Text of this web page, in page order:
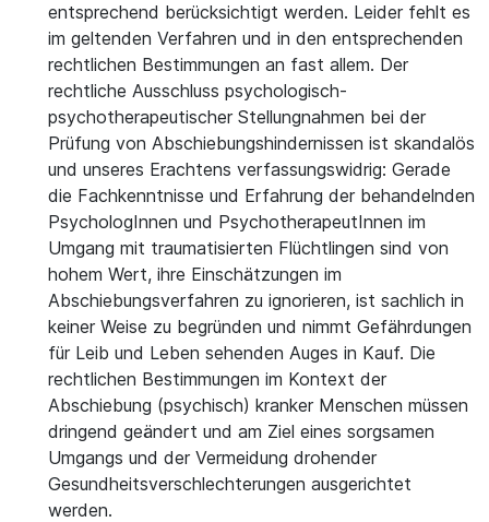
entsprechend berücksichtigt werden. Leider fehlt es
im geltenden Verfahren und in den entsprechenden
rechtlichen Bestimmungen an fast allem. Der
rechtliche Ausschluss psychologisch-
psychotherapeutischer Stellungnahmen bei der
Prüfung von Abschiebungshindernissen ist skandalös
und unseres Erachtens verfassungswidrig: Gerade
die Fachkenntnisse und Erfahrung der behandelnden
PsychologInnen und PsychotherapeutInnen im
Umgang mit traumatisierten Flüchtlingen sind von
hohem Wert, ihre Einschätzungen im
Abschiebungsverfahren zu ignorieren, ist sachlich in
keiner Weise zu begründen und nimmt Gefährdungen
für Leib und Leben sehenden Auges in Kauf. Die
rechtlichen Bestimmungen im Kontext der
Abschiebung (psychisch) kranker Menschen müssen
dringend geändert und am Ziel eines sorgsamen
Umgangs und der Vermeidung drohender
Gesundheitsverschlechterungen ausgerichtet
werden.